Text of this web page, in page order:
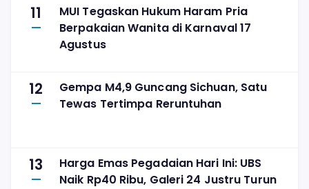
11
MUI Tegaskan Hukum Haram Pria
Berpakaian Wanita di Karnaval 17
Agustus
12
Gempa M4,9 Guncang Sichuan, Satu
Tewas Tertimpa Reruntuhan
13
Harga Emas Pegadaian Hari Ini: UBS
Naik Rp40 Ribu, Galeri 24 Justru Turun